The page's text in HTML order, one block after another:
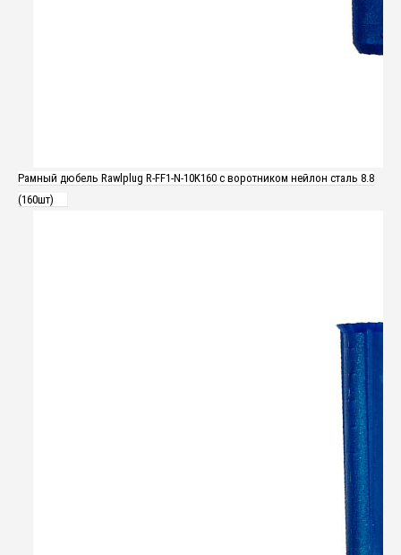
Рамный дюбель Rawlplug R-FF1-N-10K160 с воротником нейлон сталь 8.8
(160шт)